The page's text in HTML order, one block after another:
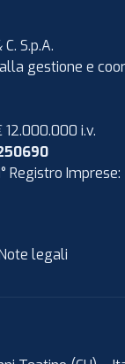
S.p.A.
gestione e
i.v.
Registro Imprese:
legali